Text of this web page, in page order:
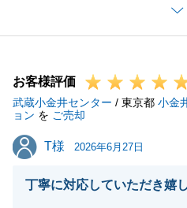
今後も不動産関連でお困り
今後とも、よろしくお願い
お客様評価
武蔵小金井センター / 東京都 小金
ョン を ご売却
T様
T様 2026年6月27日
丁寧に対応していただき嬉